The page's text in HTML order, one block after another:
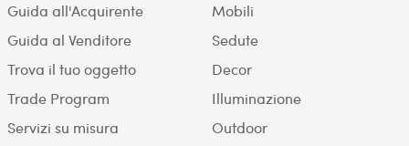
Guida all'Acquirente
Guida al Venditore
Trova il tuo oggetto
Trade Program
Servizi su misura
Mobili
Sedute
Decor
Illuminazione
Outdoor